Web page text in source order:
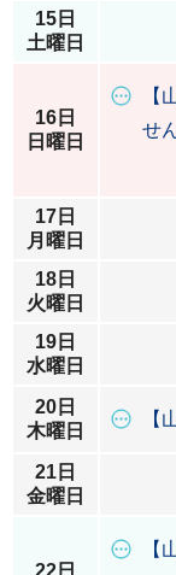
15日
土曜日
16日
日曜日
【
せ
17日
月曜日
18日
火曜日
19日
水曜日
20日
木曜日
【
21日
金曜日
22日
【